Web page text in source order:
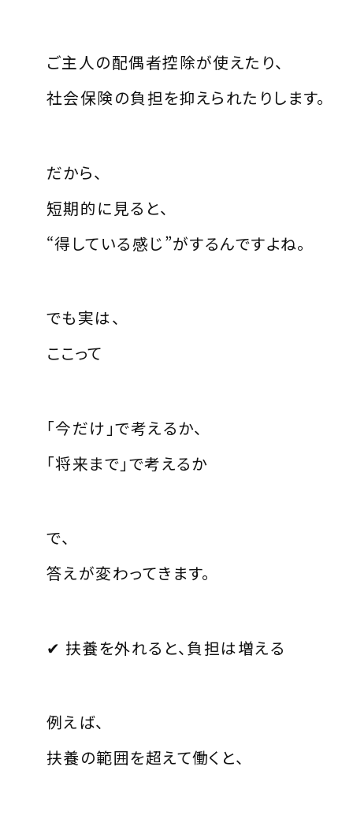
ご主人の配偶者控除が使えたり、
社会保険の負担を抑えられたりします。
だから、
短期的に見ると、
“得している感じ”がするんですよね。
でも実は、
ここって
「今だけ」で考えるか、
「将来まで」で考えるか
で、
答えが変わってきます。
✔ 扶養を外れると、負担は増える
例えば、
扶養の範囲を超えて働くと、